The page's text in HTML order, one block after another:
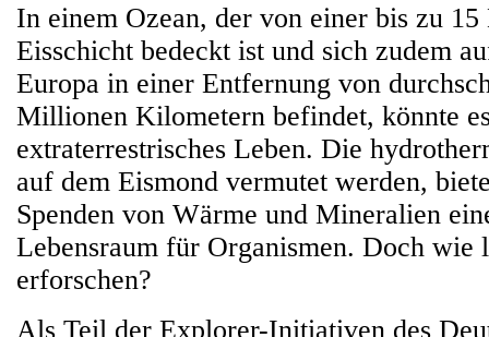
In einem Ozean, der von einer bis zu
Eisschicht bedeckt ist und sich zudem
Europa in einer Entfernung von
Millionen Kilometern befindet, könnte
extraterrestrisches Leben. Die
auf dem Eismond vermutet werden,
Spenden von Wärme und Mineralien
Lebensraum für Organismen. Doch wie
erforschen?
Als Teil der Explorer-Initiativen des